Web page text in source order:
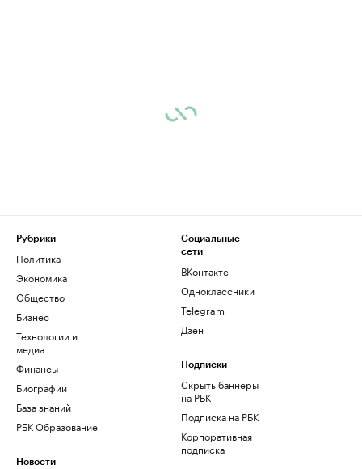
Рубрики
Политика
Экономика
Общество
Бизнес
Технологии и
медиа
Финансы
Биографии
База знаний
РБК Образование
Новости
Социальные
сети
ВКонтакте
Одноклассники
Telegram
Дзен
Подписки
Скрыть баннеры
на РБК
Подписка на РБК
Корпоративная
подписка